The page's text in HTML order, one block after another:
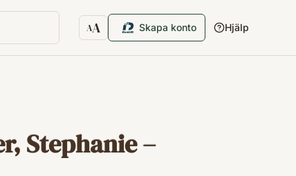
AA
Textstorlek
Skapa konto Hjälp
Stephanie –